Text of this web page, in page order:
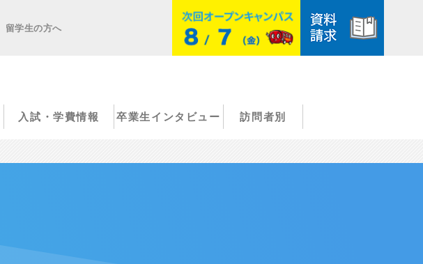
留学生の方へ
入試・学費情報 卒業生インタビュー 訪問者別